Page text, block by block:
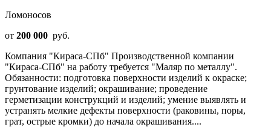
Ломоносов
от 200 000 руб.
Компания "Кираса-СПб" Производственной компании
"Кираса-СПб" на работу требуется "Маляр по металлу".
Обязанности: подготовка поверхности изделий к окраске;
грунтование изделий; окрашивание; проведение
герметизации конструкций и изделий; умение выявлять и
устранять мелкие дефекты поверхности (раковины, поры,
грат, острые кромки) до начала окрашивания....